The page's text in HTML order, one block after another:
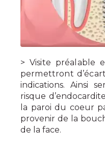
> Visite préalable
permettront
indications. Ainsi
risque
la paroi du coeur
provenir de la
de la face.